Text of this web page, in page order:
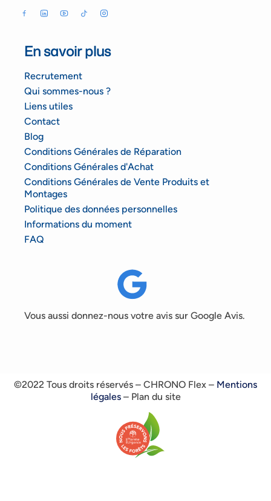
En savoir plus
Recrutement
Qui sommes-nous ?
Liens utiles
Contact
Blog
Conditions Générales de Réparation
Conditions Générales d'Achat
Conditions Générales de Vente Produits et
Montages
Politique des données personnelles
Informations du moment
FAQ
Vous aussi donnez-nous votre avis sur Google Avis.
©2022 Tous droits réservés – CHRONO Flex – Mentions
légales– Plan du site